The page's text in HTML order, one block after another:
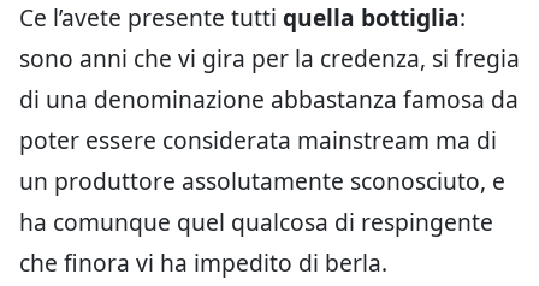
Ce l’avete presente tutti quella bottiglia:
sono anni che vi gira per la credenza, si fregia
di una denominazione abbastanza famosa da
poter essere considerata mainstream ma di
un produttore assolutamente sconosciuto, e
ha comunque quel qualcosa di respingente
che finora vi ha impedito di berla.